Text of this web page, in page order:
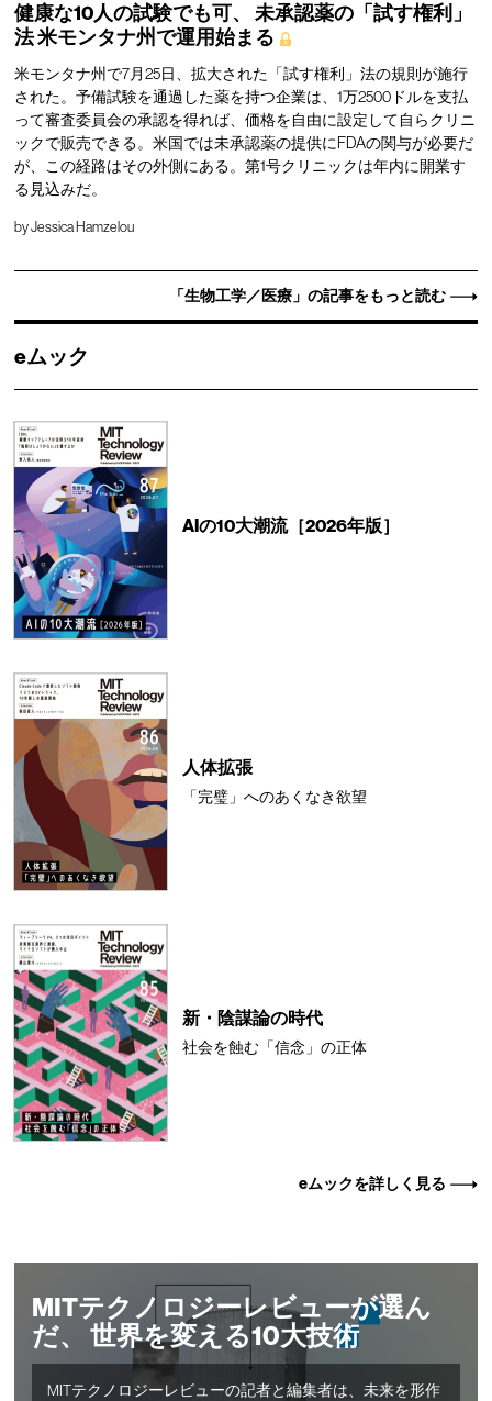
健康な10人の試験でも可、
未承認薬の「試す権利」
法米モンタナ州で運用始まる
米モンタナ州で7月25日、拡大された「試す権利」法の規則が施行
された。予備試験を通過した薬を持つ企業は、1万2500ドルを支払
って審査委員会の承認を得れば、価格を自由に設定して自らクリニ
ックで販売できる。米国では未承認薬の提供にFDAの関与が必要だ
が、この経路はその外側にある。第1号クリニックは年内に開業す
る見込みだ。
byJessica Hamzelou
「生物工学／医療」の記事をもっと読む
eムック
AIの10大潮流［2026年版］
人体拡張
「完璧」へのあくなき欲望
新・陰謀論の時代
社会を蝕む「信念」の正体
eムックを詳しく見る
MITテクノロジーレビューが選ん
だ、 世界を変える10大技術
MITテクノロジーレビューの記者と編集者は、未来を形作